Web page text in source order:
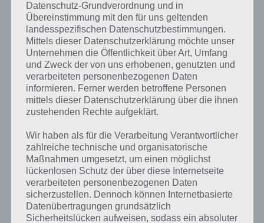
Auf WhatsApp teilen Teilen auf Facebook
Tweet auf Twitter
Datenschutz-Grundverordnung und in
Übereinstimmung mit den für uns geltenden
landesspezifischen Datenschutzbestimmungen.
Mittels dieser Datenschutzerklärung möchte unser
Unternehmen die Öffentlichkeit über Art, Umfang
und Zweck der von uns erhobenen, genutzten und
verarbeiteten personenbezogenen Daten
informieren. Ferner werden betroffene Personen
mittels dieser Datenschutzerklärung über die ihnen
zustehenden Rechte aufgeklärt.
Wir haben als für die Verarbeitung Verantwortlicher
zahlreiche technische und organisatorische
Maßnahmen umgesetzt, um einen möglichst
lückenlosen Schutz der über diese Internetseite
verarbeiteten personenbezogenen Daten
sicherzustellen. Dennoch können Internetbasierte
Datenübertragungen grundsätzlich
Sicherheitslücken aufweisen, sodass ein absoluter